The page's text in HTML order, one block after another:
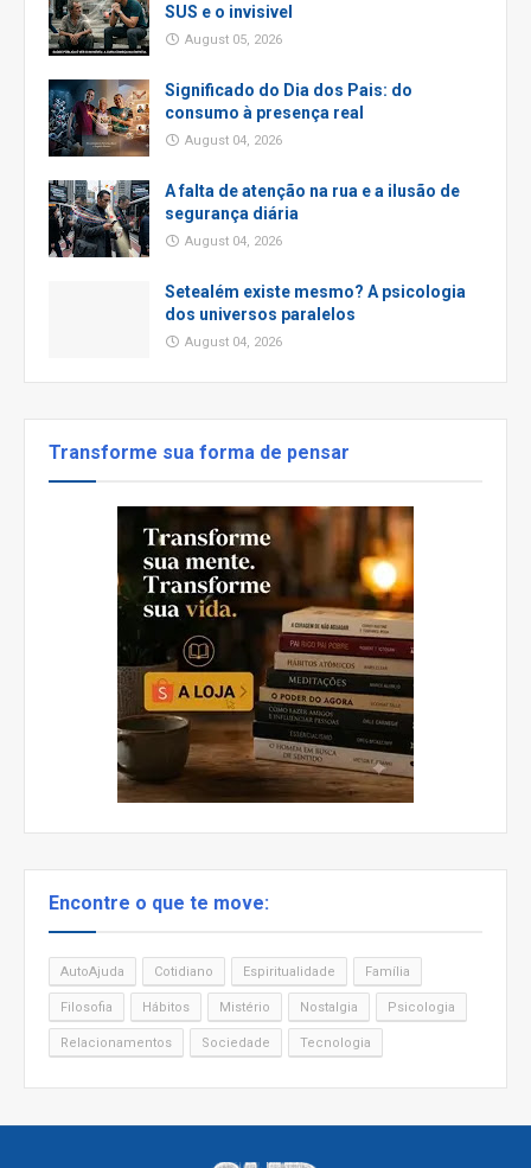
SUS e o invisivel
August 05, 2026
Significado do Dia dos Pais: do
consumo à presença real
August 04, 2026
A falta de atenção na rua e a ilusão de
segurança diária
August 04, 2026
Setealém existe mesmo? A psicologia
dos universos paralelos
August 04, 2026
Transforme sua forma de pensar
Encontre o que te move:
AutoAjuda Cotidiano Espiritualidade Família
Filosofia Hábitos Mistério Nostalgia Psicologia
Relacionamentos Sociedade Tecnologia